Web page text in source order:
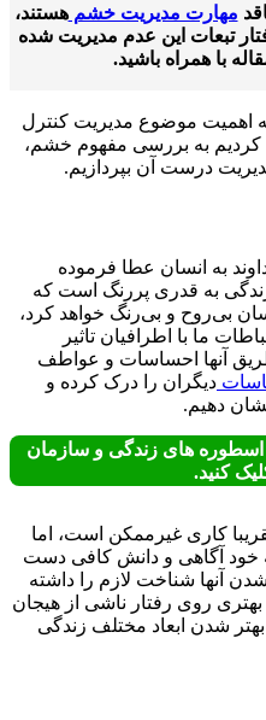
مدیریت خشمهستند،
این عدم مدیریت شده
با همراه باشید.
موضوع مدیریت کنترل
به بررسی مفهوم خشم،
درست آن ‌بپردازیم.
به انسان عطا فرموده
به قدری پررنگ است که
و بی‌رنگ خواهد کرد،
با اطرافیان تاثیر
آنها احساسات و عواطف
دیگران را درک کرده و
دهیم.
های زندگی و سازمان
کاری غیرممکن است، اما
آگاهی و دانش کافی دست
شناخت لازم را داشته
روی رفتار ناشی از هیجان
ابعاد مختلف زندگی